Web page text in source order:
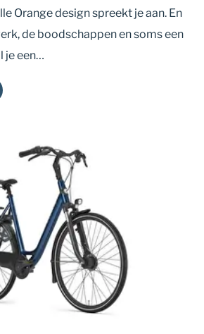
Orange design spreekt je aan. En
de boodschappen en soms een
je een…